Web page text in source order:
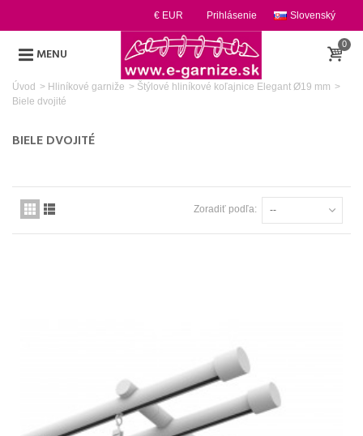
Slovenský
Prihlásenie
€ EUR
MENU
0
Úvod > Hliníkové garniže > Štýlové hliníkové koľajnice Elegant Ø19 mm >
Biele dvojité
BIELE DVOJITÉ
Zoradiť podľa: --